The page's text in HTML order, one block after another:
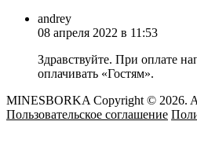
andrey
08 апреля 2022 в 11:53
Здравствуйте. При оплате
оплачивать «Гостям».
MINESBORKA Copyright © 2026.
Пользовательское соглашение